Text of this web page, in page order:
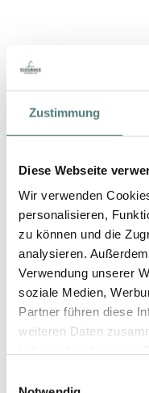
Zustimmung
Diese Webseite
Wir verwenden
personalisieren,
zu können und die
analysieren.
Verwendung unserer
soziale Medien,
Partner führen diese
weiteren Daten
ESSENTIAL
NICE BERGAMOTE
96,99 €